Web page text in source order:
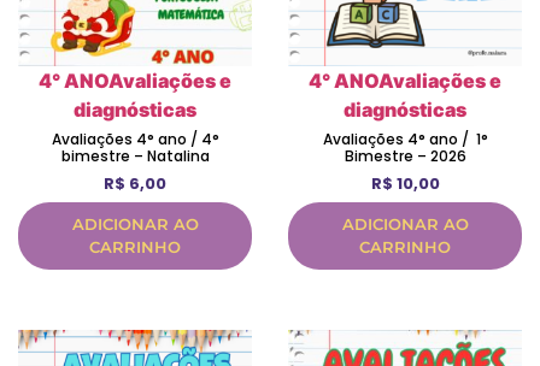
4° ANOAvaliações e
diagnósticas
Avaliações 4° ano / 4°
bimestre – Natalina
R$ 6,00
ADICIONAR AO
CARRINHO
4° ANOAvaliações e
diagnósticas
Avaliações 4° ano / 1°
Bimestre – 2026
R$ 10,00
ADICIONAR AO
CARRINHO